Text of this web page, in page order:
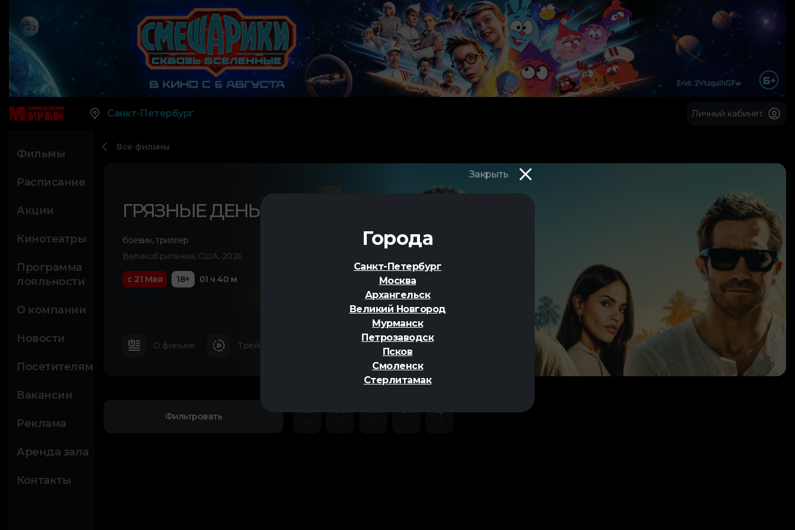
Закрыть
Города
Санкт-Петербург
Москва
Архангельск
Великий Новгород
Мурманск
Петрозаводск
Псков
Смоленск
Стерлитамак
Санкт-Петербург Личный кабинет
Фильмы
Расписание
Акции
Кинотеатры
Программа
лояльности
О компании
Новости
Посетителям
Вакансии
Реклама
Аренда зала
Контакты
Все фильмы
ГРЯЗНЫЕ ДЕНЬГИ
боевик,триллер
Великобритания, США, 2026
с 21 Мая 18+ 01 ч 40 м
О фильме Трейлер
Фильтровать
Сб
Вс
Пн
Вт
Ср